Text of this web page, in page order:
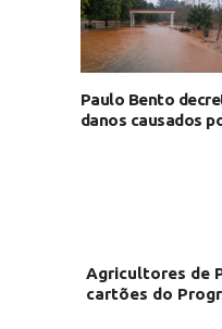
Paulo Bento
danos causados
Agricultores de
cartões do